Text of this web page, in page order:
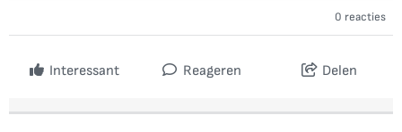
0 reacties
Interessant Reageren Delen